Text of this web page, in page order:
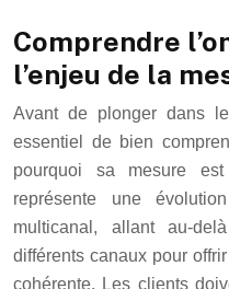
Comprendre
l’enjeu de la
Avant de plonger dans
essentiel de bien
pourquoi sa mesure est
représente une
multicanal, allant au-
différents canaux pour
cohérente. Les clients